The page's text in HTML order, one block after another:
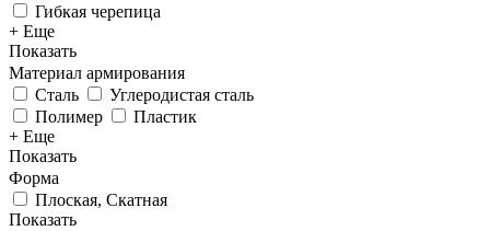
Гибкая черепица
+ Еще
Показать
Материал армирования
Сталь
Углеродистая сталь
Полимер
Пластик
+ Еще
Показать
Форма
Плоская, Скатная
Показать